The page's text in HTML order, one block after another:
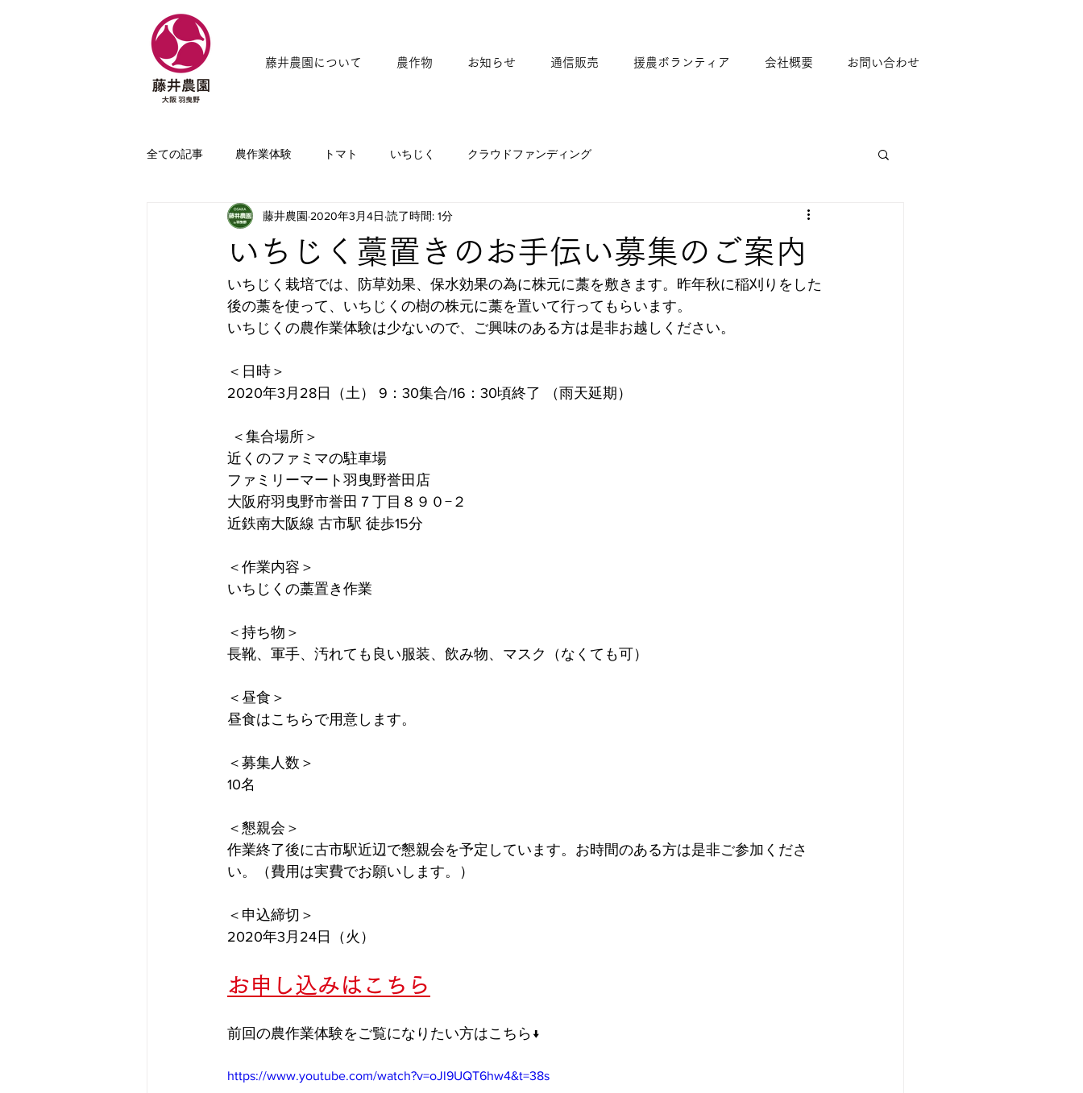
藤井農園について 農作物 お知らせ 通信販売 援農ボランティア 会社概要 お問い合わせ
全ての記事 農作業体験 トマト いちじく クラウドファンディング
いちじく藁置きのお手伝い募集のご案内
藤井農園 2020年3月4日 読了時間: 1分
いちじく栽培では、防草効果、保水効果の為に株元に藁を敷きます。昨年秋に稲刈りをした
後の藁を使って、いちじくの樹の株元に藁を置いて行ってもらいます。
いちじくの農作業体験は少ないので、ご興味のある方は是非お越しください。
＜日時＞
2020年3月28日（土） 9：30集合/16：30頃終了 （雨天延期）
＜集合場所＞
近くのファミマの駐車場
ファミリーマート羽曳野誉田店
大阪府羽曳野市誉田７丁目８９０−２
近鉄南大阪線 古市駅 徒歩15分
＜作業内容＞
いちじくの藁置き作業
＜持ち物＞
長靴、軍手、汚れても良い服装、飲み物、マスク（なくても可）
＜昼食＞
昼食はこちらで用意します。
＜募集人数＞
10名
＜懇親会＞
作業終了後に古市駅近辺で懇親会を予定しています。お時間のある方は是非ご参加くださ
い。（費用は実費でお願いします。）
＜申込締切＞
2020年3月24日（火）
お申し込みはこちら
前回の農作業体験をご覧になりたい方はこちら↓
https://www.youtube.com/watch?v=oJl9UQT6hw4&t=38s